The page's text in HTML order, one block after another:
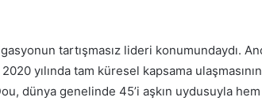
tartışmasız lideri konumundaydı.
yılında tam küresel kapsama ulaşmasının
dünya genelinde 45’i aşkın uydusuyla